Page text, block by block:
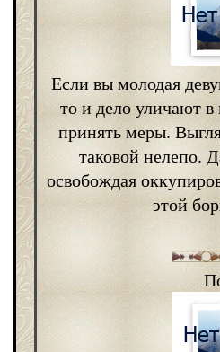
Если вы молодая
то и дело уличают
принять меры.
таковой нелепо.
освобождая
этой